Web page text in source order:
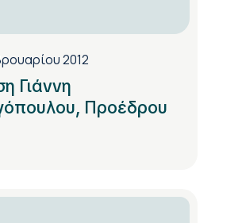
2012
Γιάννη
Προέδρου